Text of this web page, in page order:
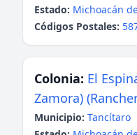
Estado: Michoacán
Códigos Postales:
Colonia: El
Zamora)
Municipio: Tancítaro